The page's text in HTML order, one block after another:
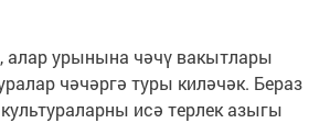
алар урынына чәчү вакытлары
чәчәргә туры киләчәк. Бераз
исә терлек азыгы